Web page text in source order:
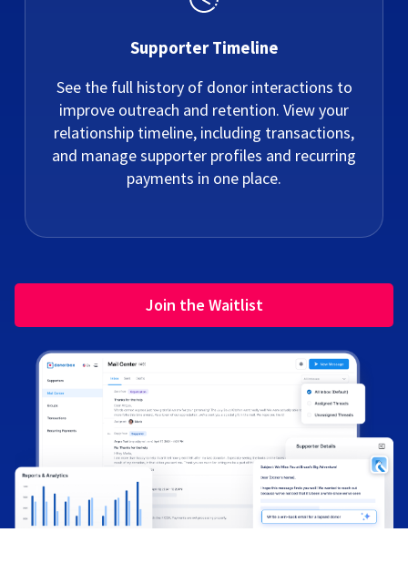
Supporter Timeline
See the full history of donor interactions to
improve outreach and retention. View your
relationship timeline, including transactions,
and manage supporter profiles and recurring
payments in one place.
Join the Waitlist